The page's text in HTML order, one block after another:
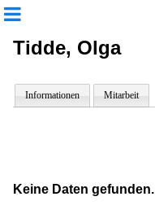
Tidde, Olga
Informationen Mitarbeit
Keine Daten gefunden.